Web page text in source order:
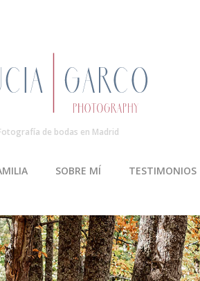
de bodas en Madrid
SOBRE MÍ TESTIMONIOS